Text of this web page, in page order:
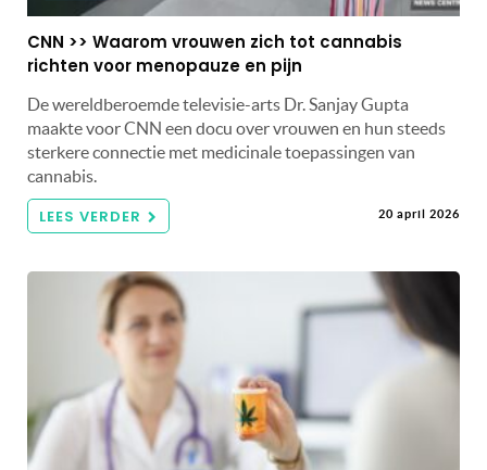
CNN >> Waarom vrouwen zich tot cannabis
richten voor menopauze en pijn
De wereldberoemde televisie-arts Dr. Sanjay Gupta
maakte voor CNN een docu over vrouwen en hun steeds
sterkere connectie met medicinale toepassingen van
cannabis.
LEES VERDER 20 april 2026